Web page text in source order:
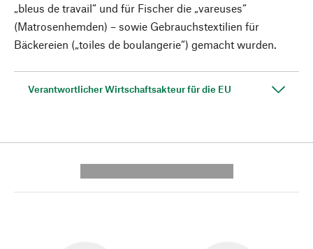
„bleus de travail“ und für Fischer die ­„vareuses“
(Matrosenhemden) – sowie Gebrauchstextilien für
Bäckereien („toiles de boulangerie“) gemacht wurden.
Verantwortlicher Wirtschaftsakteur für die EU